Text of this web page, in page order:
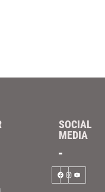
SOCIAL
MEDIA